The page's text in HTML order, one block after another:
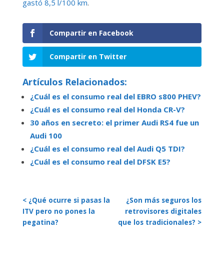
gastó 8,5 l/100 km.
Compartir en Facebook
Compartir en Twitter
Artículos Relacionados:
¿Cuál es el consumo real del EBRO s800 PHEV?
¿Cuál es el consumo real del Honda CR-V?
30 años en secreto: el primer Audi RS4 fue un
Audi 100
¿Cuál es el consumo real del Audi Q5 TDI?
¿Cuál es el consumo real del DFSK E5?
< ¿Qué ocurre si pasas la
ITV pero no pones la
pegatina?
¿Son más seguros los
retrovisores digitales
que los tradicionales? >